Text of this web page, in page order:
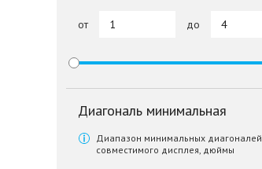
от до
Диагональ минимальная
Диапазон минимальных диагоналей
совместимого дисплея, дюймы